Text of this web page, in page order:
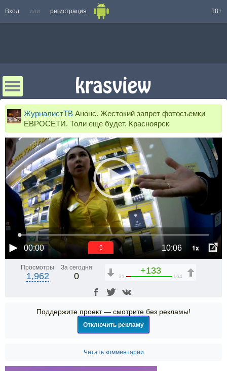
Вход или регистрация 18+
ЖурналистТВ Анонс. Жестокий запрет фотосъемки
ЕВРОСЕТИ. Толи еще будет. Красноярск
00:00 10:06 1x
5
Просмотры
1,962
За сегодня
0
+133
31 164
Поддержите проект — смотрите без рекламы!
Отключить рекламу
Читать комментарии